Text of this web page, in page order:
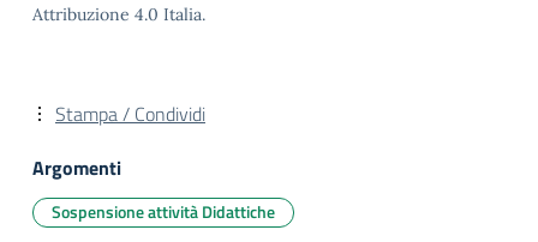
Attribuzione 4.0 Italia.
Stampa / Condividi
Argomenti
Sospensione attività Didattiche